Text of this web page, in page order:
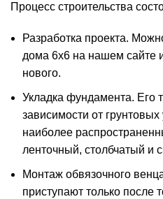
Процесс строительства
Разработка проекта.
дома 6х6 на нашем сайте
нового.
Укладка фундамента. Его
зависимости от
наиболее
ленточный, столбчатый и
Монтаж обвязочного
приступают только после